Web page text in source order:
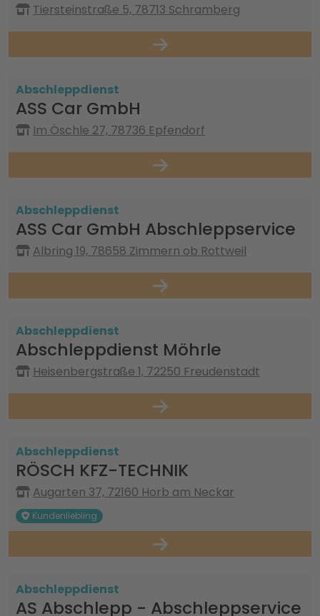
Tiersteinstraße 5, 78713 Schramberg
Abschleppdienst
ASS Car GmbH
Im Öschle 27, 78736 Epfendorf
Abschleppdienst
ASS Car GmbH Abschleppservice
Albring 19, 78658 Zimmern ob Rottweil
Abschleppdienst
Abschleppdienst Möhrle
Heisenbergstraße 1, 72250 Freudenstadt
Abschleppdienst
RÖSCH KFZ-TECHNIK
Augarten 37, 72160 Horb am Neckar
Kundenliebling
Abschleppdienst
AS Abschlepp - Abschleppservice